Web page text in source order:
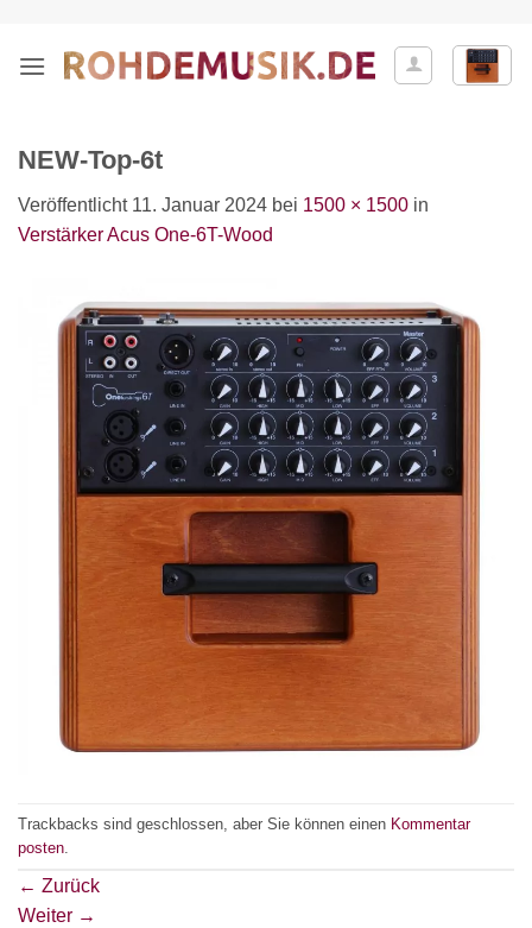
springen
NEW-Top-6t
Veröffentlicht 11. Januar 2024 bei 1500 × 1500 in
Verstärker Acus One-6T-Wood
Trackbacks sind geschlossen, aber Sie können einen Kommentar
posten
← Zurück
Weiter →